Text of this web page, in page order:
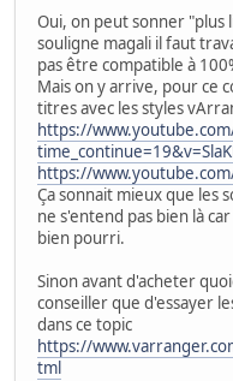
Oui, on peut sonner "plus
souligne magali il faut
pas être compatible à
Mais on y arrive, pour ce
titres avec les styles
https://
https://
Ça sonnait mieux que les
ne s'entend pas bien là
bien pourri.
Sinon avant d'acheter
conseiller que d'essayer
dans ce topic
https://
tml